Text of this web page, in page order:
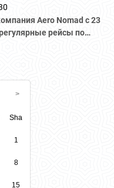
Aero Nomad с 23
рейсы по
Sha
1
8
15